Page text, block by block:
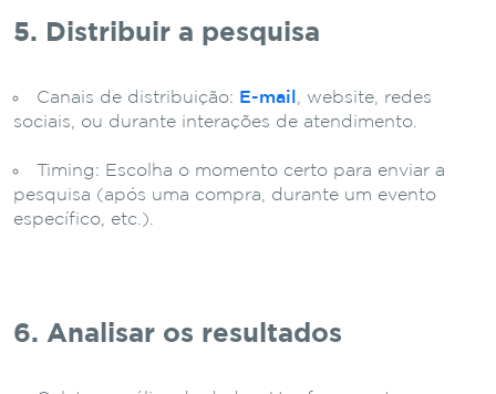
5. Distribuir a pesquisa
Canais de distribuição: E-mail
, website, redes
sociais, ou durante interações de atendimento.
Timing: Escolha o momento certo para enviar a
pesquisa (após uma compra, durante um evento
específico, etc.).
6. Analisar os resultados